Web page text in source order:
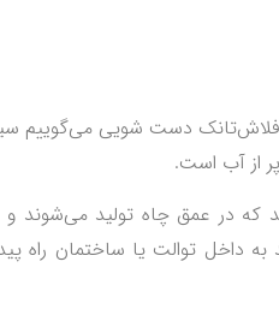
فلاش‌تانک دست شویی می‌گوییم
از آب است.
که در عمق چاه تولید
به داخل توالت یا ساختمان